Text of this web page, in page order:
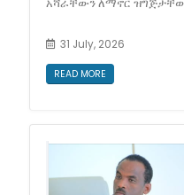
31 July, 2026
READ MORE